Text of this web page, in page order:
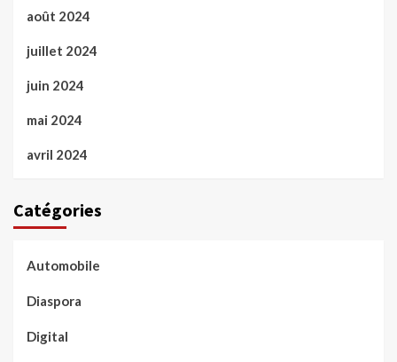
août 2024
juillet 2024
juin 2024
mai 2024
avril 2024
Catégories
Automobile
Diaspora
Digital